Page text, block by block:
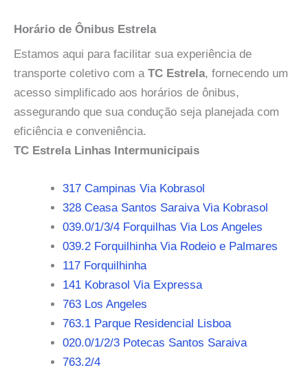
Horário de Ônibus Estrela
Estamos aqui para facilitar sua experiência de
transporte coletivo com a TC Estrela, fornecendo um
acesso simplificado aos horários de ônibus,
assegurando que sua condução seja planejada com
eficiência e conveniência.
TC Estrela Linhas Intermunicipais
317 Campinas Via Kobrasol
328 Ceasa Santos Saraiva Via Kobrasol
039.0/1/3/4 Forquilhas Via Los Angeles
039.2 Forquilhinha Via Rodeio e Palmares
117 Forquilhinha
141 Kobrasol Via Expressa
763 Los Angeles
763.1 Parque Residencial Lisboa
020.0/1/2/3 Potecas Santos Saraiva
763.2/4